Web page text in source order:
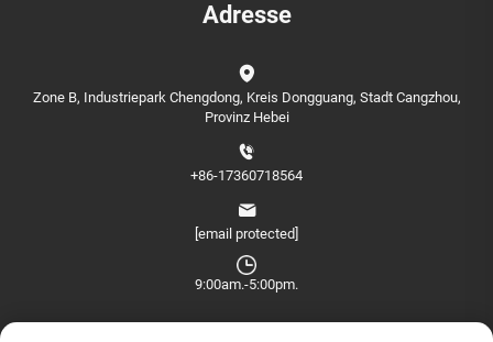
Adresse
Zone B, Industriepark Chengdong, Kreis Dongguang, Stadt Cangzhou,
Provinz Hebei
+86-17360718564
[email protected]
9:00am.-5:00pm.